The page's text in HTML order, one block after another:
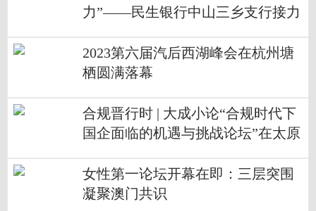
力”——民生银行中山三乡支行接力
2023第六届汽后西湖峰会在杭州塘
栖圆满落幕
合规晋行时 | 大成小论“合规时代下
国企面临的机遇与挑战论坛”在太原
女性第一论坛开幕在即：三层突围
凝聚澳门共识